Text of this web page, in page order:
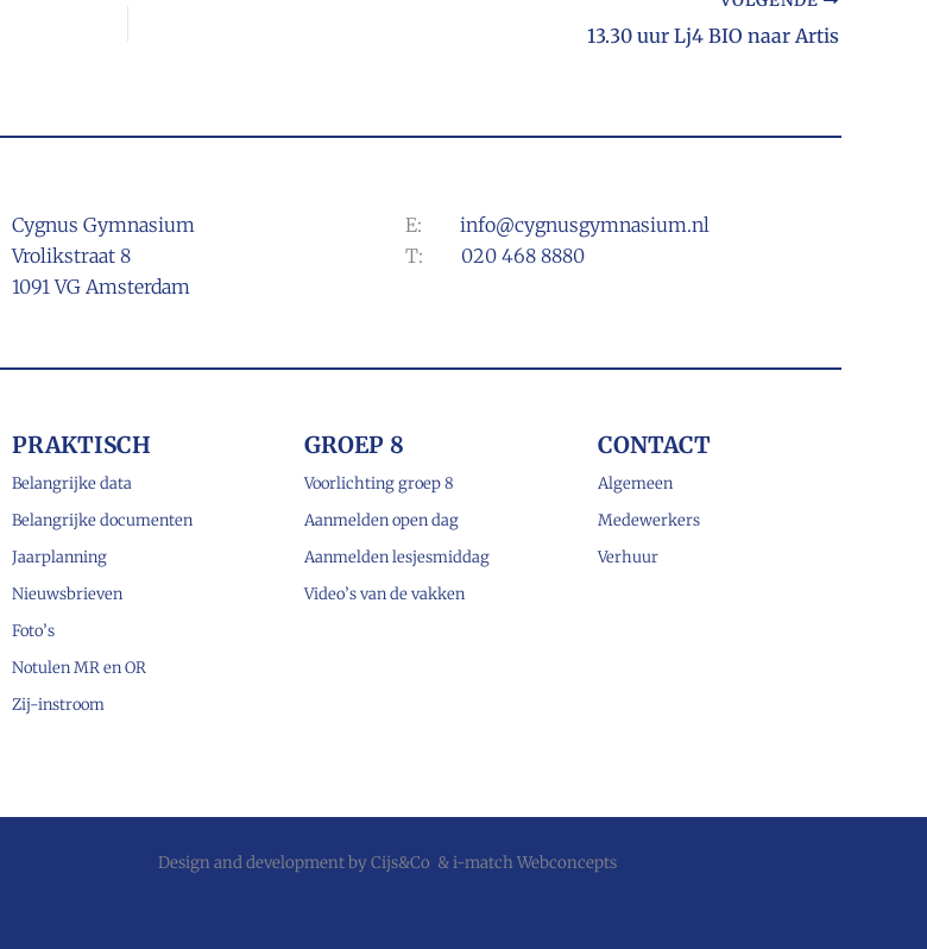
13.30 uur Lj4 BIO naar Artis
Cygnus Gymnasium
Vrolikstraat 8
1091 VG Amsterdam
E:info@cygnusgymnasium.nl
T: 020 468 8880
PRAKTISCH
Belangrijke data
Belangrijke documenten
Jaarplanning
Nieuwsbrieven
Foto’s
Notulen MR en OR
Zij-instroom
GROEP 8
Voorlichting groep 8
Aanmelden open dag
Aanmelden lesjesmiddag
Video’s van de vakken
CONTACT
Algemeen
Medewerkers
Verhuur
Design and development by Cijs&Co &i-match Webconcepts